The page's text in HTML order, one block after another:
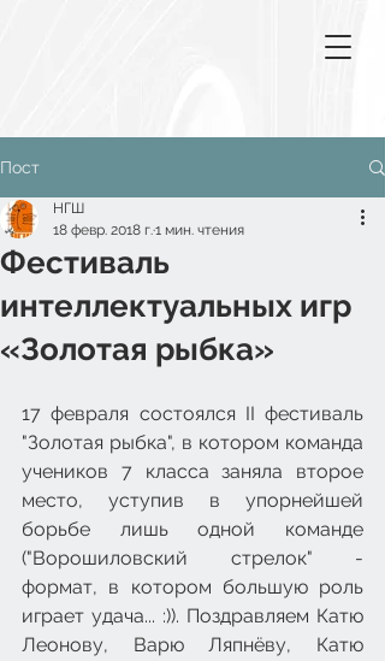
Пост
Фестиваль
интеллектуальных игр
«Золотая рыбка»
НГШ
18 февр. 2018 г.1 мин. чтения
17 февраля состоялся II фестиваль
"Золотая рыбка", в котором команда
учеников 7 класса заняла второе
место, уступив в упорнейшей
борьбе лишь одной команде
("Ворошиловский стрелок" -
формат, в котором большую роль
играет удача... :)). Поздравляем Катю
Леонову, Варю Ляпнёву, Катю